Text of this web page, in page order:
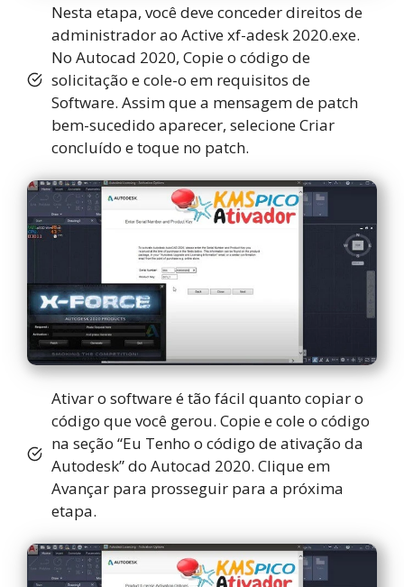
Nesta etapa, você deve conceder direitos de
administrador ao Active xf-adesk 2020.exe.
No Autocad 2020, Copie o código de
solicitação e cole-o em requisitos de
Software. Assim que a mensagem de patch
bem-sucedido aparecer, selecione Criar
concluído e toque no patch.
Ativar o software é tão fácil quanto copiar o
código que você gerou. Copie e cole o código
na seção “Eu Tenho o código de ativação da
Autodesk” do Autocad 2020. Clique em
Avançar para prosseguir para a próxima
etapa.